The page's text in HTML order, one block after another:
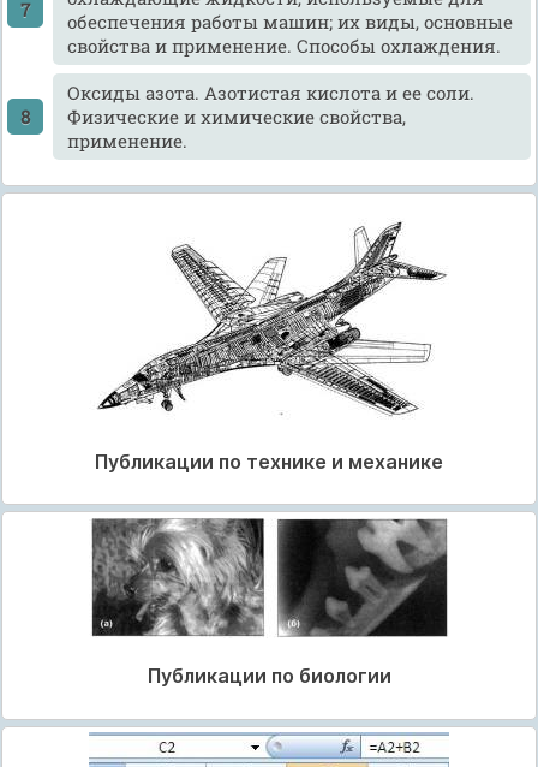
обеспечения работы машин; их виды, основные
свойства и применение. Способы охлаждения.
Оксиды азота. Азотистая кислота и ее соли.
Физические и химические свойства,
применение.
Публикации по технике и механике
Публикации по биологии